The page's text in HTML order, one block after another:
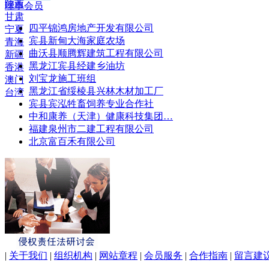
陕西
甘肃
宁夏
青海
新疆
香港
澳门
台湾
理事会员
四平锦鸿房地产开发有限公司
宾县新甸大海家庭农场
曲沃县顺腾辉建筑工程有限公司
黑龙江宾县经建乡油坊
刘宝龙施工班组
黑龙江省绥棱县兴林木材加工厂
宾县宾泓牲畜饲养专业合作社
中和康养（天津）健康科技集团…
福建泉州市二建工程有限公司
北京富百禾有限公司
| 关于我们 | 组织机构 | 网站章程 | 会员服务 | 合作指南 | 留言建